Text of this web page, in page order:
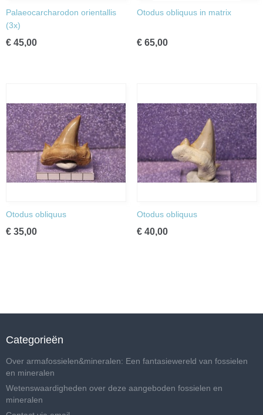
Palaeocarcharodon orientallis
(3x)
€ 45,00
Otodus obliquus in matrix
€ 65,00
Otodus obliquus
€ 35,00
Otodus obliquus
€ 40,00
Categorieën
Over armafossielen&mineralen: Een fantasiewereld van fossielen
en mineralen
Wetenswaardigheden over deze aangeboden fossielen en
mineralen